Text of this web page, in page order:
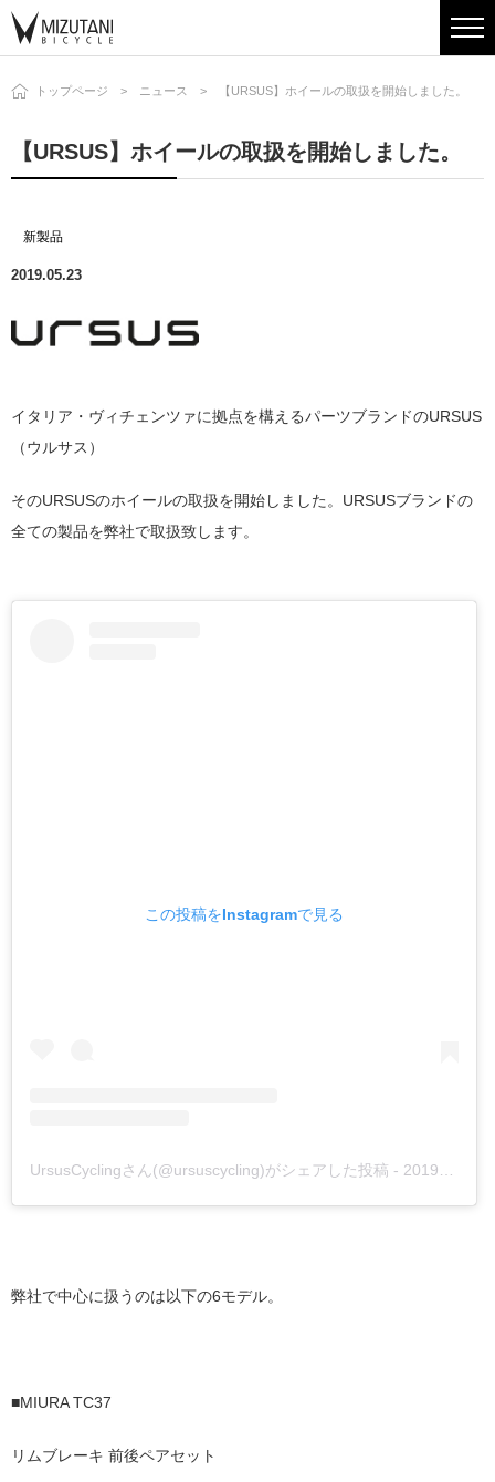
トップページ ニュース 【URSUS】ホイールの取扱を開始しました。
【URSUS】ホイールの取扱を開始しました。
新製品
2019.05.23
イタリア・ヴィチェンツァに拠点を構えるパーツブランドのURSUS
（ウルサス）
そのURSUSのホイールの取扱を開始しました。URSUSブランドの
全ての製品を弊社で取扱致します。
この投稿をInstagramで見る
UrsusCyclingさん(@ursuscycling)がシェアした投稿 - 2019年 1月月10日午前1時50分PST
弊社で中心に扱うのは以下の6モデル。
■MIURA TC37
リムブレーキ 前後ペアセット